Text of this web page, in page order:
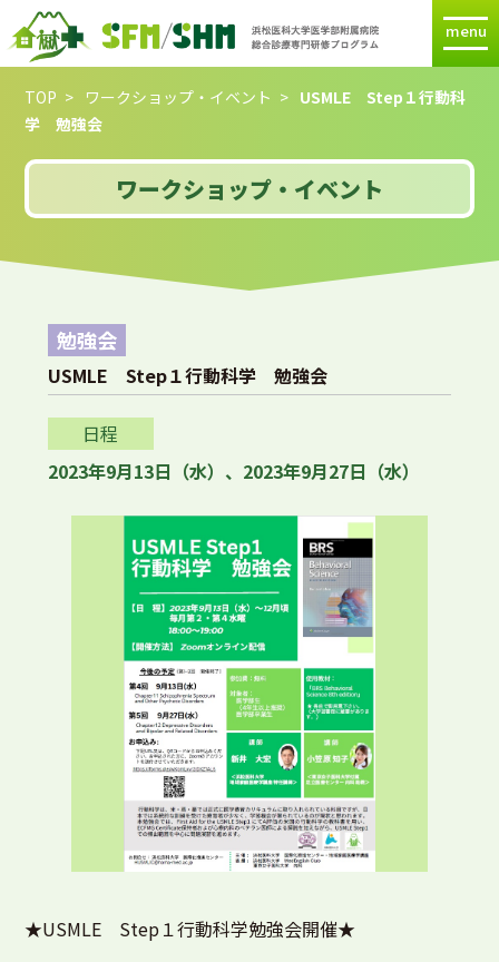
menu
TOP ワークショップ・イベント
USMLE Step１行動科
学 勉強会
ワークショップ・イベント
勉強会
USMLE Step１行動科学 勉強会
日程
2023年9月13日（水）、2023年9月27日（水）
★USMLE Step１行動科学勉強会開催★